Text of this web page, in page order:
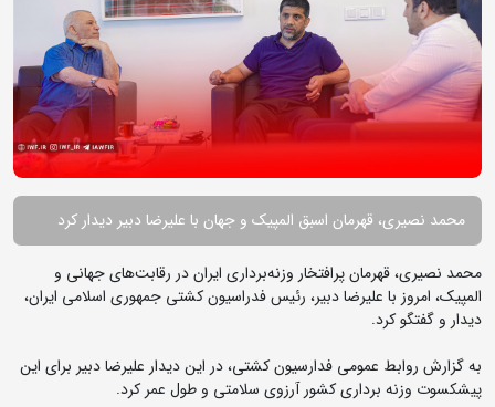
محمد نصیری، قهرمان اسبق المپیک و جهان با علیرضا دبیر دیدار کرد
محمد نصیری، قهرمان پرافتخار وزنه‌برداری ایران در رقابت‌های جهانی و
المپیک، امروز با علیرضا دبیر، رئیس فدراسیون کشتی جمهوری اسلامی ایران،
دیدار و گفتگو کرد.
به گزارش روابط عمومی فدارسیون کشتی، در این دیدار علیرضا دبیر برای این
پیشکسوت وزنه برداری کشور آرزوی سلامتی و طول عمر کرد.